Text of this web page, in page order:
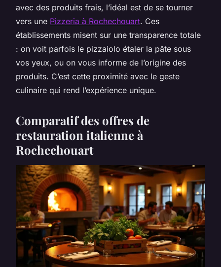
avec des produits frais, l’idéal est de se tourner
vers une Pizzeria à Rochechouart. Ces
établissements misent sur une transparence totale
: on voit parfois le pizzaiolo étaler la pâte sous
vos yeux, ou on vous informe de l’origine des
produits. C’est cette proximité avec le geste
culinaire qui rend l’expérience unique.
Comparatif des offres de
restauration italienne à
Rochechouart